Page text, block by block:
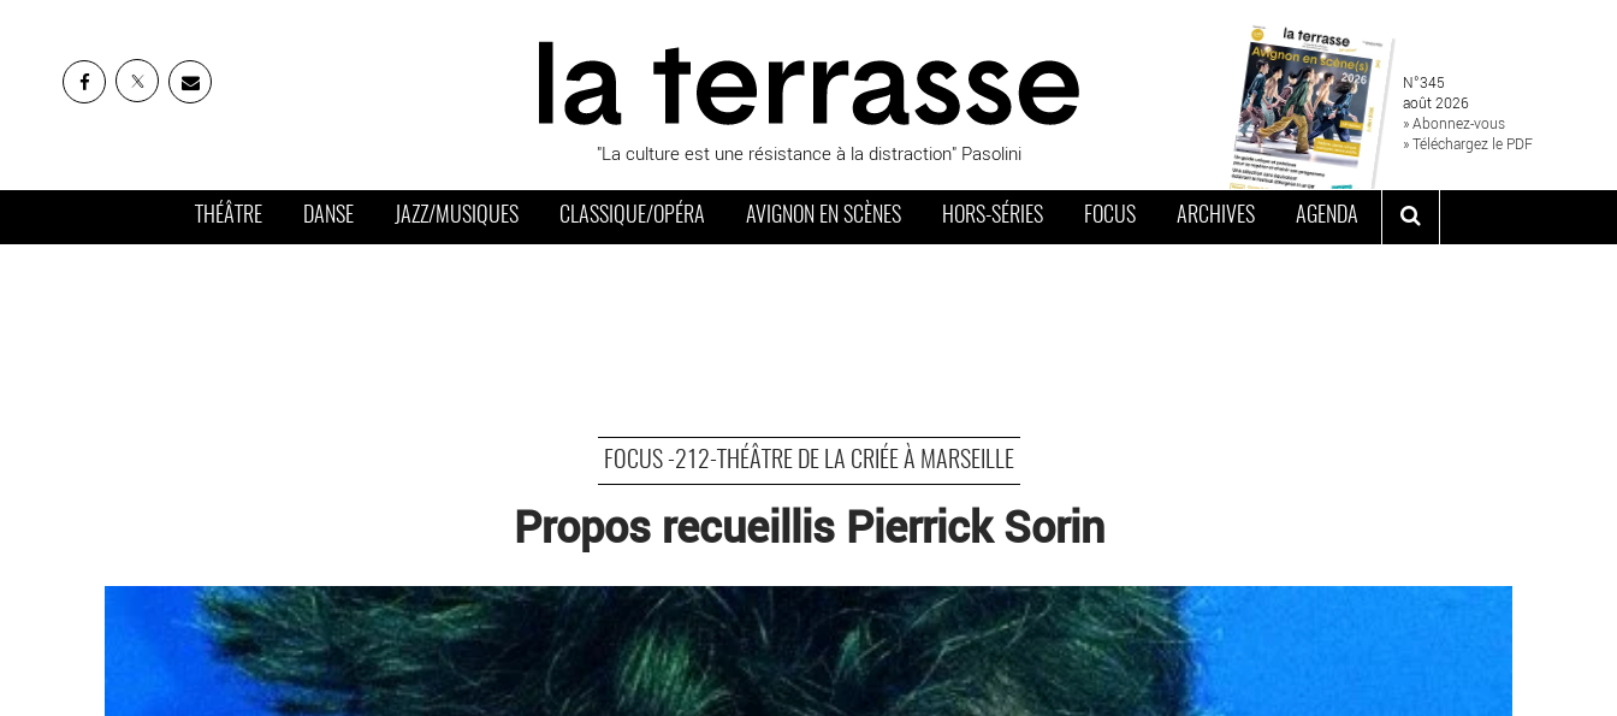
"La culture est une résistance à la distraction" Pasolini
N°345
août 2026
» Abonnez-vous
» Téléchargez le PDF
THÉÂTRE DANSE JAZZ/MUSIQUES CLASSIQUE/OPÉRA AVIGNON EN SCÈNES HORS-SÉRIES FOCUS ARCHIVES AGENDA
FOCUS -212-THÉÂTRE DE LA CRIÉE À MARSEILLE
Propos recueillis Pierrick Sorin